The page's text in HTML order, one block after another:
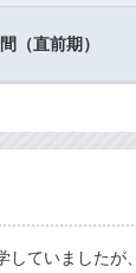
（直前期）
していましたが